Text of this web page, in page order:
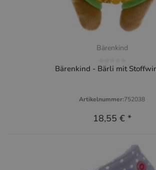
Bärenkind
Bärenkind - Bärli mit
Artikelnummer:752038
18,55 € *